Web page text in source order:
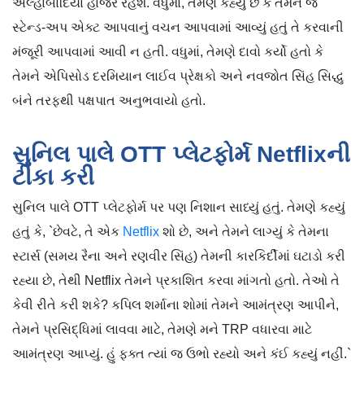
અલ્હાબાદિયા હાજર રહેશે. વધુમાં, તેમણે કહ્યું છે કે તેમને જે
સ્ટેન્ડ-અપ એક્ટ આપવાનું વચન આપવામાં આવ્યું હતું તે કરવાની
મંજૂરી આપવામાં આવી ન હતી. વધુમાં, તેમણે દાવો કર્યો હતો કે
તેમને એપિસોડ દરમિયાન લાઈવ પ્રેક્ષકો અને નવજોત સિંહ સિદ્ધુ
બંને તરફથી પક્ષપાત અનુભવાયો હતો.
સુનિલ પાલે OTT પ્લેટફોર્મ Netflixની
ટીકા કરી
સુનિલ પાલે OTT પ્લેટફોર્મ પર પણ નિશાન સાધ્યું હતું. તેમણે કહ્યું
હતું કે, `છેવટે, તે એક Netflix શો છે, અને તેમને લાગ્યું કે તેમના
સ્ટાર્સ (સમય રૈના અને રણવીર સિંહ) તેમની કારકિર્દીમાં ઘટાડો કરી
રહ્યા છે, તેથી Netflix તેમને પ્રકાશિત કરવા માંગતો હતો. તેઓ તે
કેવી રીતે કરી શકે? કપિલ શર્માના શોમાં તેમને આમંત્રણ આપીને,
તેમને પ્રસિદ્ધિમાં લાવવા માટે, તેમણે મને TRP વધારવા માટે
આમંત્રણ આપ્યું. હું ફક્ત ત્યાં જ ઉભો રહ્યો અને કંઈ કહ્યું નહીં.`